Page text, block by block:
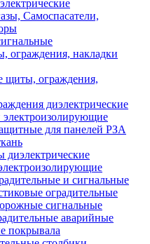
Самоспасатели,
ограждения, накладки
щиты, ограждения,
диэлектрические
электроизолирующие
для панелей РЗА
диэлектрические
и сигнальные
оградительные
сигнальные
аварийные
покрывала